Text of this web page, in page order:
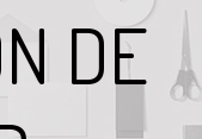
DE